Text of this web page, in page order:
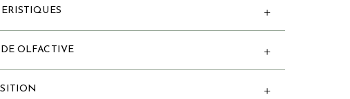
OLFACTIVE